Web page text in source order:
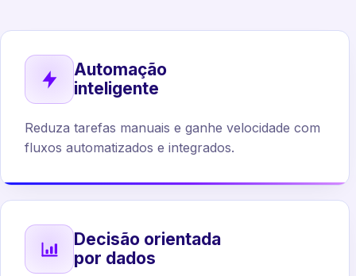
Automação
inteligente
Reduza tarefas manuais e ganhe velocidade com
fluxos automatizados e integrados.
Decisão orientada
por dados